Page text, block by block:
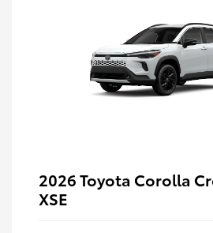
2026 Toyota Corolla
XSE